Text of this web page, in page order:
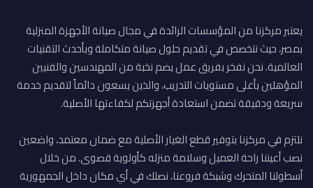
يعتبر مركزنا من المؤسسات الرائدة في مجال صيانة الأجهزة المنزلية
بمصر، حيث نتخصص في تقديم حلول صيانة متكاملة وبأحدث التقنيات
العالمية. نحن نفخر بفريق عمل يضم نخبة من المهندسين والفنيين
المؤهلين بأعلى مستويات التدريب، والذين يسعون دائماً لتقديم خدمة
سريعة ودقيقة تضمن استعادة أجهزتكم لكفاءتها الأصلية.
نلتزم في مركزنا بتوفير قطع الغيار الأصلية مع ضمان معتمد، واضعين
نصب أعيننا راحة العميل وسلامة منزله كأولوية قصوى. من خلال
أسطولنا المتحرك وشبكة فروعنا، نصلك في أي مكان داخل الجمهورية